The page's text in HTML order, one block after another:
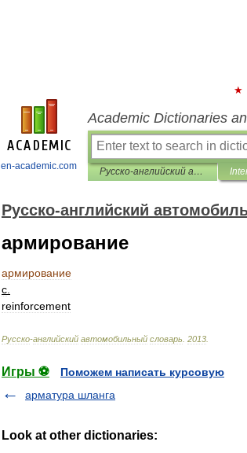
en-academic.com
Academic Dictionaries
Русско-английский автомобильный словарь
Русско-английский
армирование
армирование
с
reinforcement
Русско-английский автомобильный словарь 2013
Игры ⚽
Поможем написать курсовую
арматура шланга
Look at other dictionaries: